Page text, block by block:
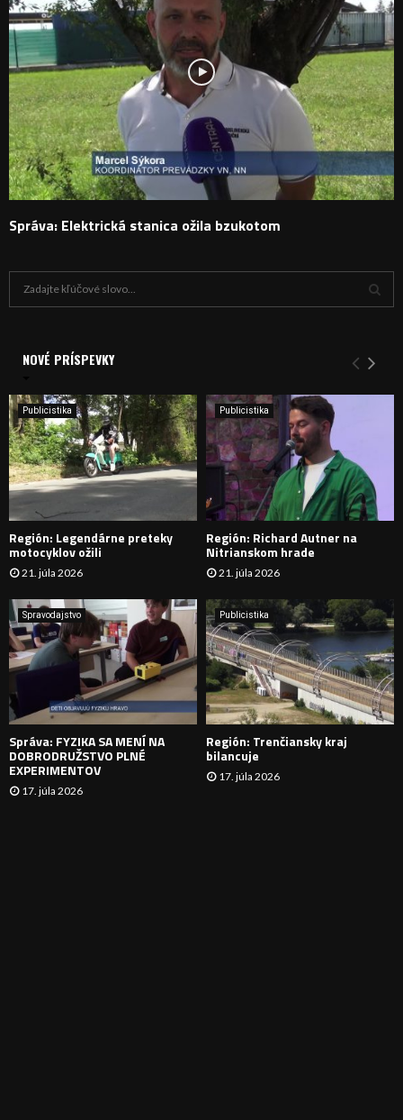
Správa: Elektrická stanica ožila bzukotom
i
e
:
Y
H
D
A
N
I
E
NOVÉ PRÍSPEVKY
Publicistika
Región: Legendárne preteky
motocyklov ožili
21. júla 2026
Publicistika
Región: Richard Autner na
Nitrianskom hrade
21. júla 2026
Spravodajstvo
Správa: FYZIKA SA MENÍ NA
DOBRODRUŽSTVO PLNÉ
EXPERIMENTOV
17. júla 2026
Publicistika
Región: Trenčiansky kraj
bilancuje
17. júla 2026